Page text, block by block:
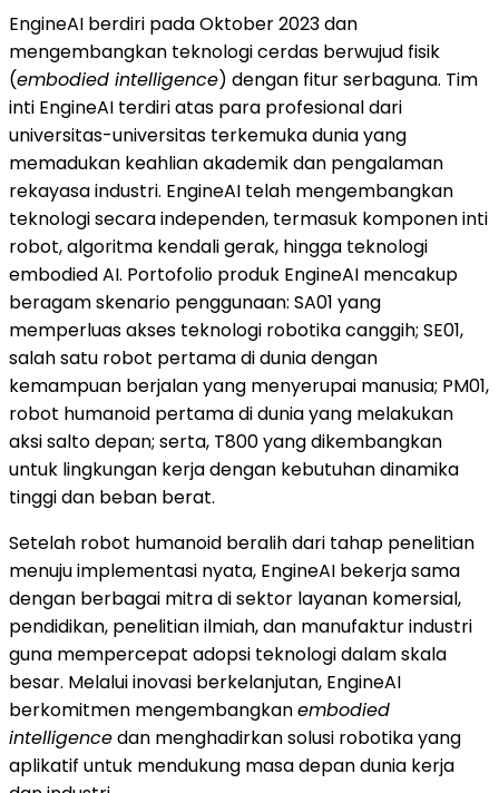
EngineAI berdiri pada Oktober 2023 dan
mengembangkan teknologi cerdas berwujud fisik
(embodied intelligence) dengan fitur serbaguna. Tim
inti EngineAI terdiri atas para profesional dari
universitas-universitas terkemuka dunia yang
memadukan keahlian akademik dan pengalaman
rekayasa industri. EngineAI telah mengembangkan
teknologi secara independen, termasuk komponen inti
robot, algoritma kendali gerak, hingga teknologi
embodied AI. Portofolio produk EngineAI mencakup
beragam skenario penggunaan: SA01 yang
memperluas akses teknologi robotika canggih; SE01,
salah satu robot pertama di dunia dengan
kemampuan berjalan yang menyerupai manusia; PM01,
robot humanoid pertama di dunia yang melakukan
aksi salto depan; serta, T800 yang dikembangkan
untuk lingkungan kerja dengan kebutuhan dinamika
tinggi dan beban berat.
Setelah robot humanoid beralih dari tahap penelitian
menuju implementasi nyata, EngineAI bekerja sama
dengan berbagai mitra di sektor layanan komersial,
pendidikan, penelitian ilmiah, dan manufaktur industri
guna mempercepat adopsi teknologi dalam skala
besar. Melalui inovasi berkelanjutan, EngineAI
berkomitmen mengembangkanembodied
intelligencedan menghadirkan solusi robotika yang
aplikatif untuk mendukung masa depan dunia kerja